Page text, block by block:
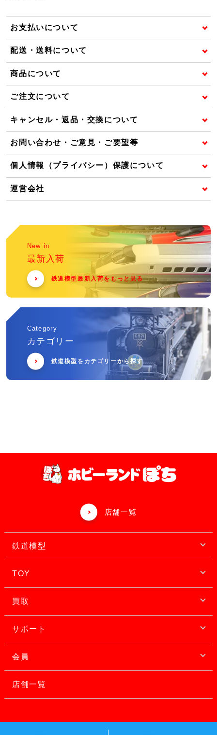
お支払いについて
配送・送料について
商品について
ご注文について
キャンセル・返品・交換について
お問い合わせ・ご意見・ご要望等
個人情報（プライバシー）保護について
運営会社
New in
最新入荷
鉄道模型最新入荷をもっと見る
Category
カテゴリー
鉄道模型をカテゴリーから探す
店舗一覧
鉄道模型
TOY
買取
サポート
会員
店舗一覧